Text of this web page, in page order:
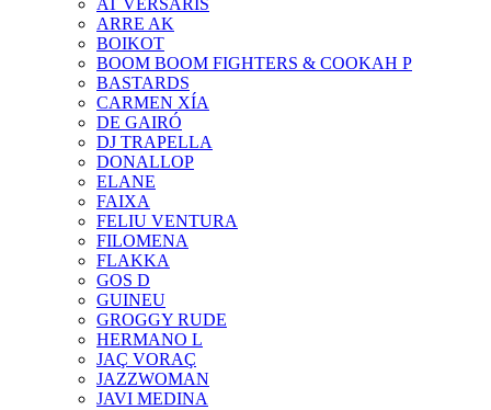
AT VERSARIS
ARRE AK
BOIKOT
BOOM BOOM FIGHTERS & COOKAH P
BASTARDS
CARMEN XÍA
DE GAIRÓ
DJ TRAPELLA
DONALLOP
ELANE
FAIXA
FELIU VENTURA
FILOMENA
FLAKKA
GOS D
GUINEU
GROGGY RUDE
HERMANO L
JAÇ VORAÇ
JAZZWOMAN
JAVI MEDINA